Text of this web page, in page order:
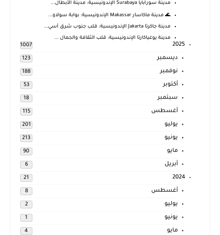
مدينة سورابايا Surabaya الإندونيسية: مدينة الأبطال...
🌊 مدينة ماكاسار Makassar الإندونيسية: بوابة سولاو...
مدينة جاكرتا Jakarta الإندونيسية: قلب جنوب شرق آسي...
مدينة يوغياكارتا الإندونيسية: قلب الثقافة والجمال ...
2025
1007
ديسمبر 123
نوفمبر 188
أكتوبر 53
سبتمبر 18
أغسطس 115
يوليو 201
يونيو 213
مايو 90
أبريل 6
2024
21
أغسطس 8
يوليو 2
يونيو 1
مايو 4